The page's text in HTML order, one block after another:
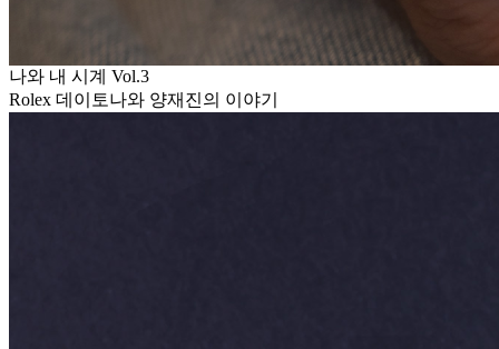
나와 내 시계 Vol.3
Rolex 데이토나와 양재진의 이야기